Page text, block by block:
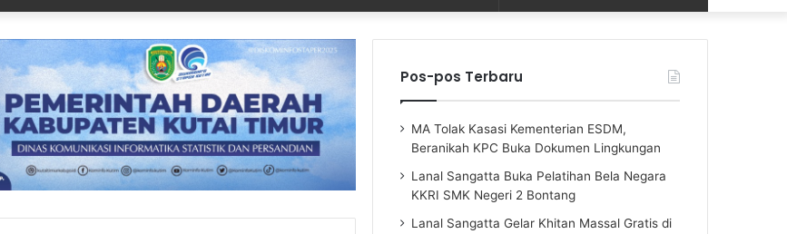
for
Article
Pos-pos Terbaru
MA Tolak Kasasi Kementerian ESDM,
Beranikah KPC Buka Dokumen Lingkungan
Lanal Sangatta Buka Pelatihan Bela Negara
KKRI SMK Negeri 2 Bontang
Lanal Sangatta Gelar Khitan Massal Gratis di